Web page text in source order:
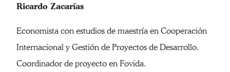
Ricardo Zacarías
Economista con estudios de maestría en Cooperación
Internacional y Gestión de Proyectos de Desarrollo.
Coordinador de proyecto en Fovida.